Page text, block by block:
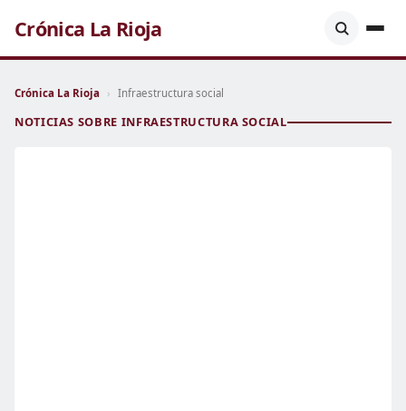
Crónica La Rioja
Crónica La Rioja › Infraestructura social
NOTICIAS SOBRE INFRAESTRUCTURA SOCIAL